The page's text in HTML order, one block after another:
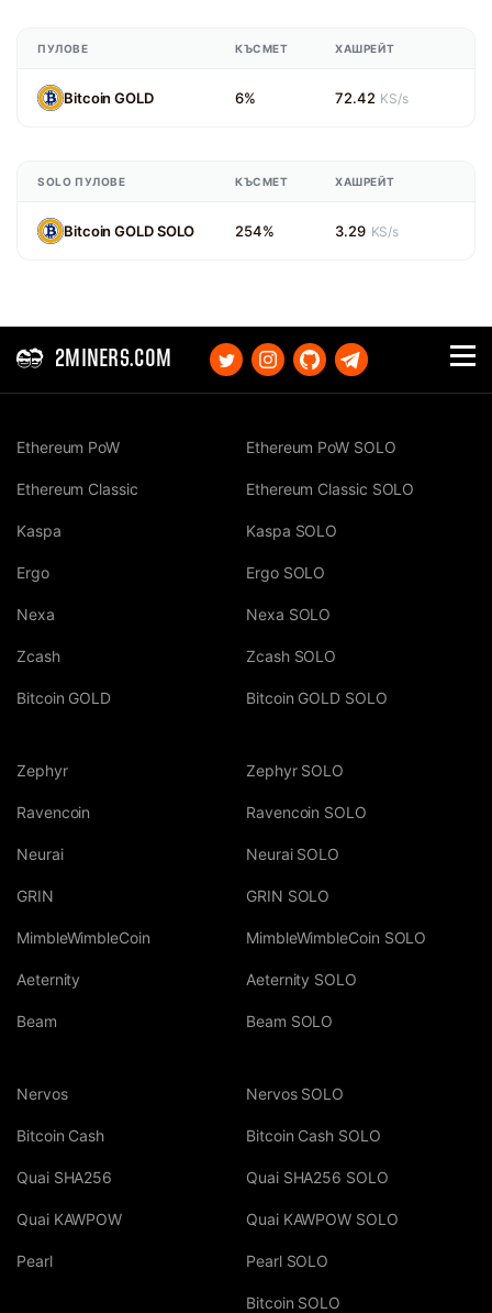
ПУЛОВЕ КЪСМЕТ ХАШРЕЙТ
Bitcoin GOLD 6% 72.42 KS/s
SOLO ПУЛОВЕ КЪСМЕТ ХАШРЕЙТ
Bitcoin GOLD SOLO 254% 3.29 KS/s
2MINERS.COM
Ethereum PoW
Ethereum Classic
Kaspa
Ergo
Nexa
Zcash
Bitcoin GOLD
Ethereum PoW SOLO
Ethereum Classic SOLO
Kaspa SOLO
Ergo SOLO
Nexa SOLO
Zcash SOLO
Bitcoin GOLD SOLO
Zephyr
Ravencoin
Neurai
GRIN
MimbleWimbleCoin
Aeternity
Beam
Zephyr SOLO
Ravencoin SOLO
Neurai SOLO
GRIN SOLO
MimbleWimbleCoin SOLO
Aeternity SOLO
Beam SOLO
Nervos
Bitcoin Cash
Quai SHA256
Quai KAWPOW
Pearl
Nervos SOLO
Bitcoin Cash SOLO
Quai SHA256 SOLO
Quai KAWPOW SOLO
Pearl SOLO
Bitcoin SOLO